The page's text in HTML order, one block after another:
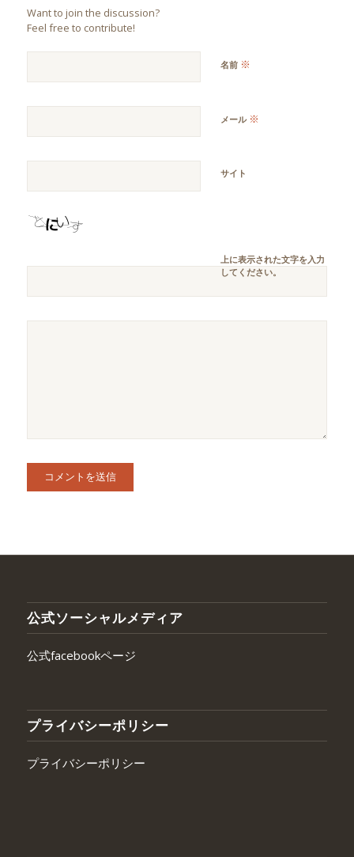
Want to join the discussion?
Feel free to contribute!
名前 ※
メール ※
サイト
上に表示された文字を入力
してください。
公式ソーシャルメディア
公式facebookページ
プライバシーポリシー
プライバシーポリシー